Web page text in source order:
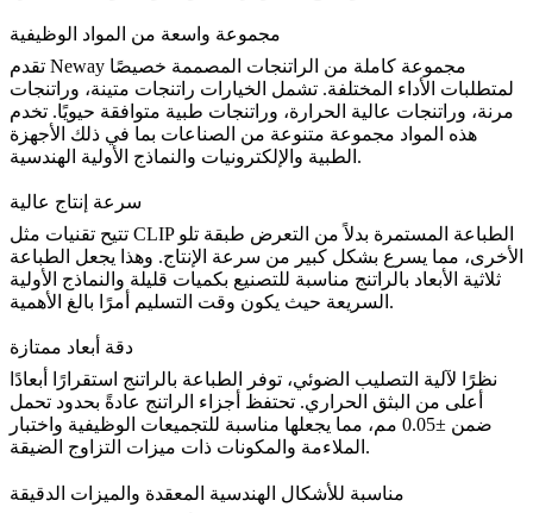
مجموعة واسعة من المواد الوظيفية
تقدم Neway مجموعة كاملة من الراتنجات المصممة خصيصًا
لمتطلبات الأداء المختلفة. تشمل الخيارات راتنجات متينة، وراتنجات
مرنة، وراتنجات عالية الحرارة، وراتنجات طبية متوافقة حيويًا. تخدم
هذه المواد مجموعة متنوعة من الصناعات بما في ذلك الأجهزة
الطبية والإلكترونيات والنماذج الأولية الهندسية.
سرعة إنتاج عالية
CLIPالطباعة المستمرة بدلاً من التعرض طبقة تلو
الأخرى، مما يسرع بشكل كبير من سرعة الإنتاج. وهذا يجعل الطباعة
ثلاثية الأبعاد بالراتنج مناسبة للتصنيع بكميات قليلة والنماذج الأولية
السريعة حيث يكون وقت التسليم أمرًا بالغ الأهمية.
دقة أبعاد ممتازة
نظرًا لآلية التصليب الضوئي، توفر الطباعة بالراتنج استقرارًا أبعادًا
أعلى من البثق الحراري. تحتفظ أجزاء الراتنج عادةً بحدود تحمل
ضمن ±0.05 مم، مما يجعلها مناسبة للتجميعات الوظيفية واختبار
الملاءمة والمكونات ذات ميزات التزاوج الضيقة.
مناسبة للأشكال الهندسية المعقدة والميزات الدقيقة